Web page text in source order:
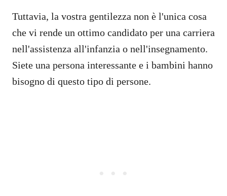
Tuttavia, la vostra gentilezza non è l'unica cosa
che vi rende un ottimo candidato per una carriera
nell'assistenza all'infanzia o nell'insegnamento.
Siete una persona interessante e i bambini hanno
bisogno di questo tipo di persone.